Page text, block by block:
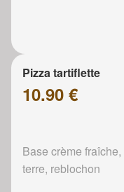
Pizza tartiflette
10.90 €
Base crème
terre, reblochon